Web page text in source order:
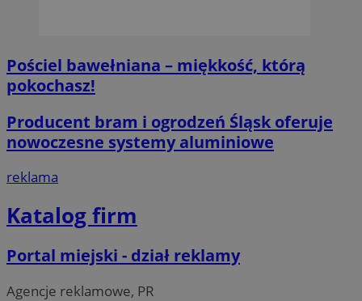
Pościel bawełniana – miękkość, którą
pokochasz!
Producent bram i ogrodzeń Śląsk oferuje
nowoczesne systemy aluminiowe
reklama
Katalog firm
Portal miejski - dział reklamy
Agencje reklamowe, PR